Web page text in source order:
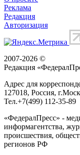
логистику в Изюме